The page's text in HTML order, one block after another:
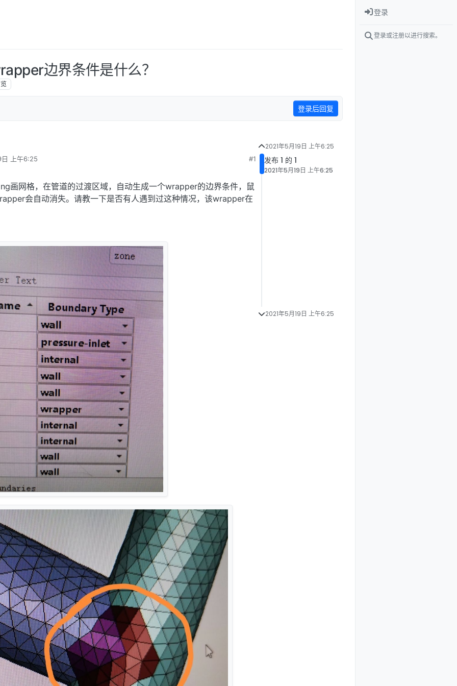
边界条件是什么？
登录后回复
上午6:25 #1
画网格，在管道的过渡区域，自动生成一个wrapper的边界条件，鼠
会自动消失。请教一下是否有人遇到过这种情况，该wrapper在
2021年5月19日 上午6:25
发布 1 的 1
2021年5月19日 上午6:25
2021年5月19日 上午6:25
登录
登录或注册以进行搜索。